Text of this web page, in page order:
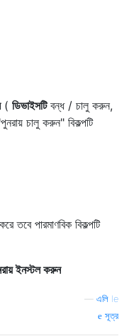
( ডিভাইসটিবন্ধ / চালু করুন,
চালু করুন" বিকল্পটি
তবে পারমাণবিক বিকল্পটি
ইনস্টল করুন
এলি le
সূত্র